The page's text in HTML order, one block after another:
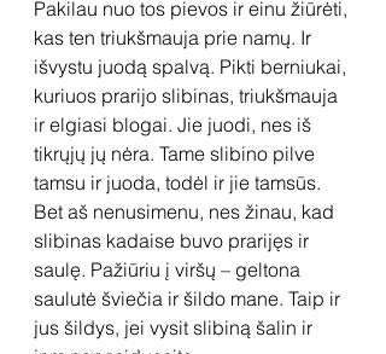
Pakilau nuo tos pievos ir einu žiūrėti,
kas ten triukšmauja prie namų. Ir
išvystu juodą spalvą. Pikti berniukai,
kuriuos prarijo slibinas, triukšmauja
ir elgiasi blogai. Jie juodi, nes iš
tikrųjų jų nėra. Tame slibino pilve
tamsu ir juoda, todėl ir jie tamsūs.
Bet aš nenusimenu, nes žinau, kad
slibinas kadaise buvo prarijęs ir
saulę. Pažiūriu į viršų – geltona
saulutė šviečia ir šildo mane. Taip ir
jus šildys, jei vysit slibiną šalin ir